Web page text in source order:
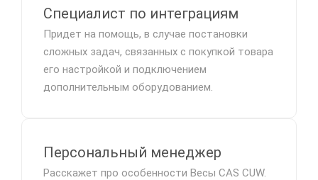
Специалист по интеграциям
Придет на помощь, в случае постановки
сложных задач, связанных с покупкой товара
его настройкой и подключением
дополнительным оборудованием.
Персональный менеджер
Расскажет про особенности Весы CAS CUW.